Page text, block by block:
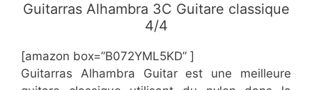
Guitarras Alhambra 3C Guitare classique
4/4
[amazon box=”B072YML5KD” ]
Guitarras Alhambra Guitar est une meilleure